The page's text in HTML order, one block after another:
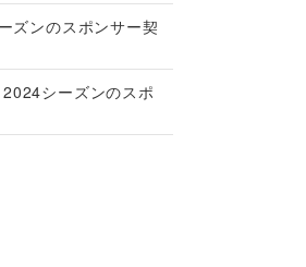
ズンのスポンサー契
シーズンのスポ